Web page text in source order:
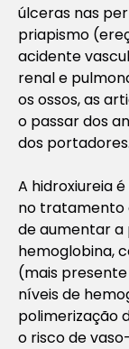
úlceras nas
priapismo
acidente
renal e
os ossos, as
o passar dos
dos portadores.
A hidroxiureia
no tratamento
de aumentar a
hemoglobina,
(mais
níveis de
polimerização
o risco de